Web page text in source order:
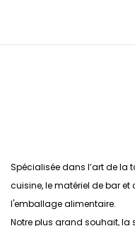
Spécialisée dans l’art de la
cuisine, le matériel de bar et
l'emballage alimentaire.
Notre plus grand souhait, la